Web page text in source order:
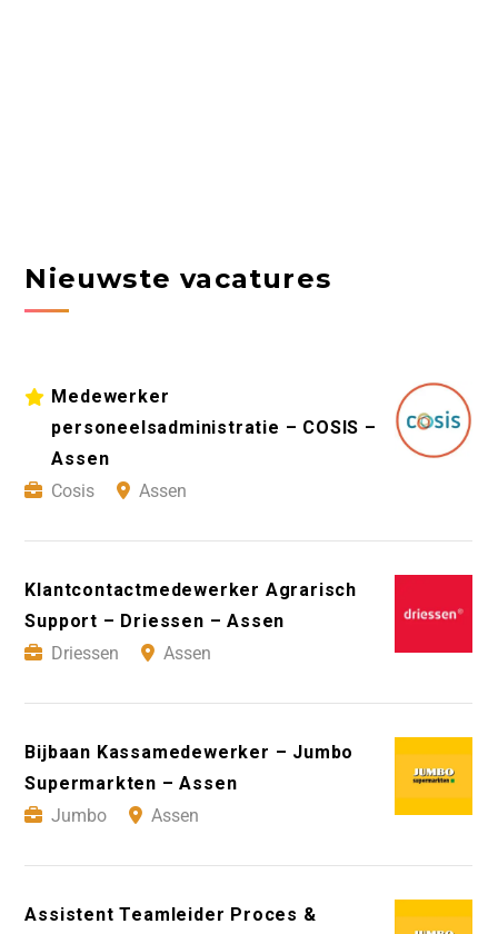
Nieuwste vacatures
Medewerker
personeelsadministratie – COSIS –
Assen
Cosis
Assen
Klantcontactmedewerker Agrarisch
Support – Driessen – Assen
Driessen
Assen
Bijbaan Kassamedewerker – Jumbo
Supermarkten – Assen
Jumbo
Assen
Assistent Teamleider Proces &